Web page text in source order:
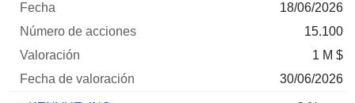
Empresa
valoración18/06/2026
15.100
1 M $
30/06/2026